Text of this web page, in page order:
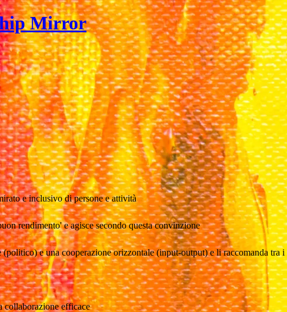
Mirror
e inclusivo di persone e attività
rendimento' e agisce secondo questa convinzione
e una cooperazione orizzontale (input-output) e li raccomanda tra
collaborazione efficace